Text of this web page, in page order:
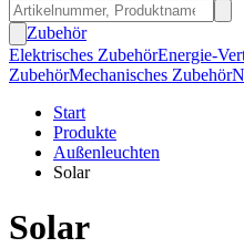
Zubehör
Elektrisches ZubehörEnergie-
ZubehörMechanisches Zubehör
Start
Produkte
Außenleuchten
Solar
Solar